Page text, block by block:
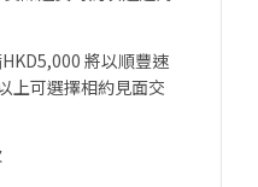
將以順豐速
上可選擇相約見面交